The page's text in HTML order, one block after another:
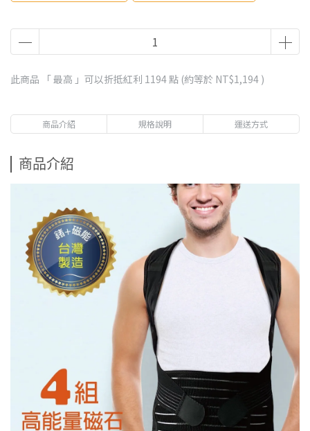
此商品 「 最高 」可以折抵紅利 1194點 (約等於 NT$1,194 )
商品介紹 規格說明 運送方式
商品介紹